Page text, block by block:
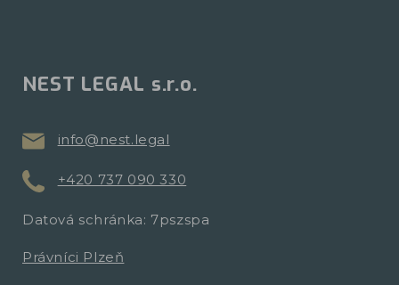
NEST LEGAL s.r.o.
info@nest.legal
+420 737 090 330
Datová schránka: 7pszspa
Právníci Plzeň